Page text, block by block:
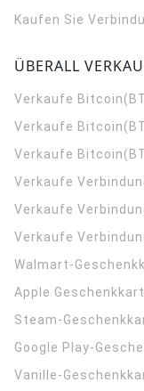
Kaufen Sie
ÜBERALL
Verkaufe
Verkaufe
Verkaufe
Verkaufe
Verkaufe
Verkaufe
Walmart-
Apple
Steam-
Google Play-
Vanille-